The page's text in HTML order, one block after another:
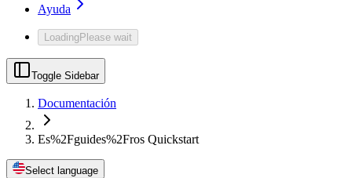
Ayuda
LoadingPlease wait
Toggle Sidebar
Documentación
Es%2Fguides%2Fros Quickstart
Select language